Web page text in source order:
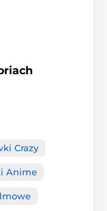
Crazy
Anime